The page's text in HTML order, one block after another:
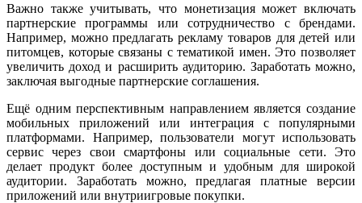
Важно также учитывать, что монетизация может включать
партнерские программы или сотрудничество с брендами.
Например, можно предлагать рекламу товаров для детей или
питомцев, которые связаны с тематикой имен. Это позволяет
увеличить доход и расширить аудиторию. Заработать можно,
заключая выгодные партнерские соглашения.
Ещё одним перспективным направлением является создание
мобильных приложений или интеграция с популярными
платформами. Например, пользователи могут использовать
сервис через свои смартфоны или социальные сети. Это
делает продукт более доступным и удобным для широкой
аудитории. Заработать можно, предлагая платные версии
приложений или внутриигровые покупки.